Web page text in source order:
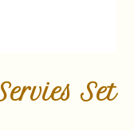
Set